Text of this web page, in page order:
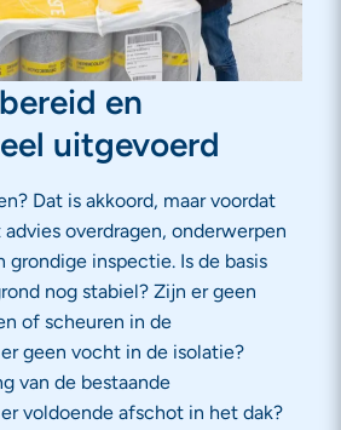
en
uitgevoerd
Dat is akkoord, maar voordat
overdragen, onderwerpen
grondige inspectie. Is de basis
nog stabiel? Zijn er geen
of scheuren in de
geen vocht in de isolatie?
van de bestaande
voldoende afschot in het dak?